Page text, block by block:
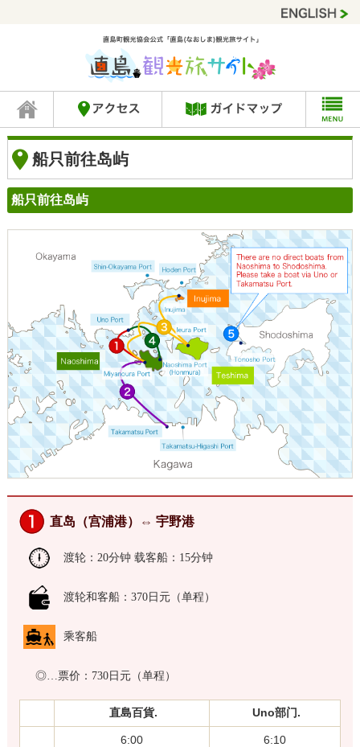
船只前往岛屿
船只前往岛屿
直岛（宫浦港）⇔ 宇野港
渡轮：20分钟 载客船：15分钟
渡轮和客船：370日元（单程）
乘客船
◎…票价：730日元（单程）
直島百貨. Uno部门.
6:00 6:10